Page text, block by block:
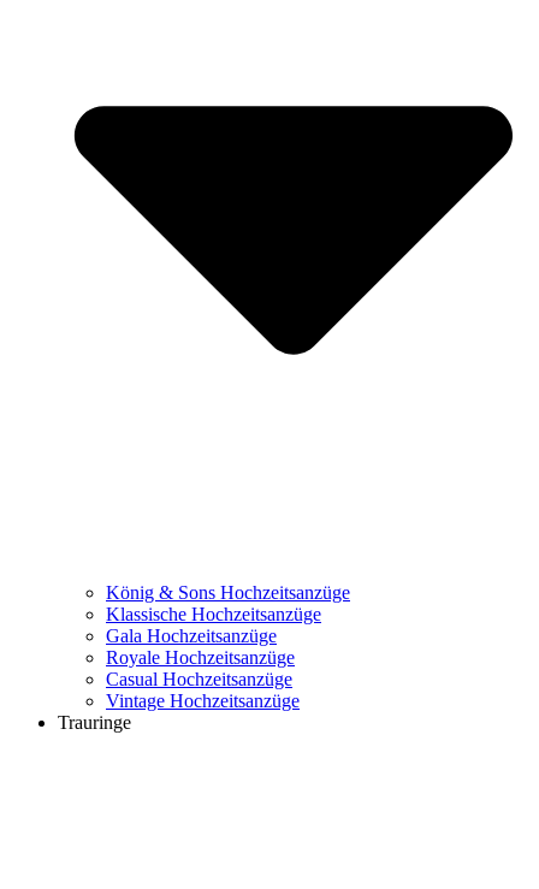
König & Sons Hochzeitsanzüge
Klassische Hochzeitsanzüge
Gala Hochzeitsanzüge
Royale Hochzeitsanzüge
Casual Hochzeitsanzüge
Vintage Hochzeitsanzüge
Trauringe